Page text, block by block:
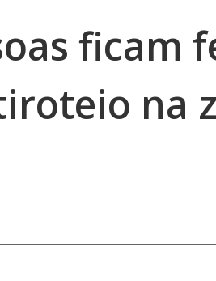
ficam
na